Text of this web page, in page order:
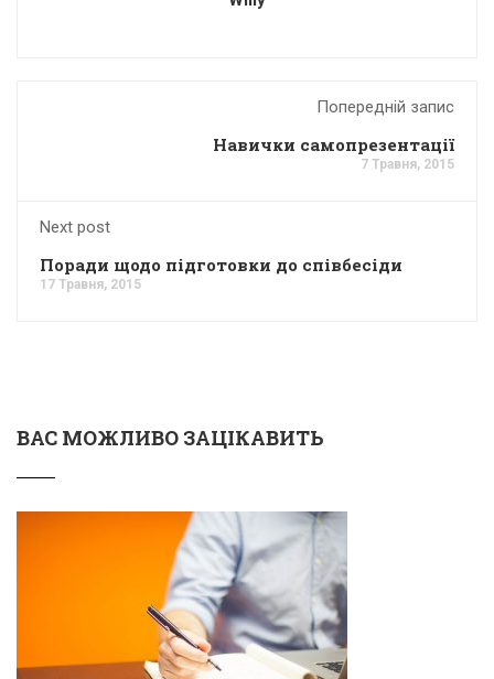
Попередній запис
Навички самопрезентації
7 Травня, 2015
Next post
Поради щодо підготовки до співбесіди
17 Травня, 2015
ВАС МОЖЛИВО ЗАЦІКАВИТЬ